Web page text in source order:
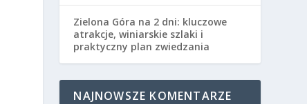
Zielona Góra na 2 dni: kluczowe
atrakcje, winiarskie szlaki i
praktyczny plan zwiedzania
NAJNOWSZE KOMENTARZE